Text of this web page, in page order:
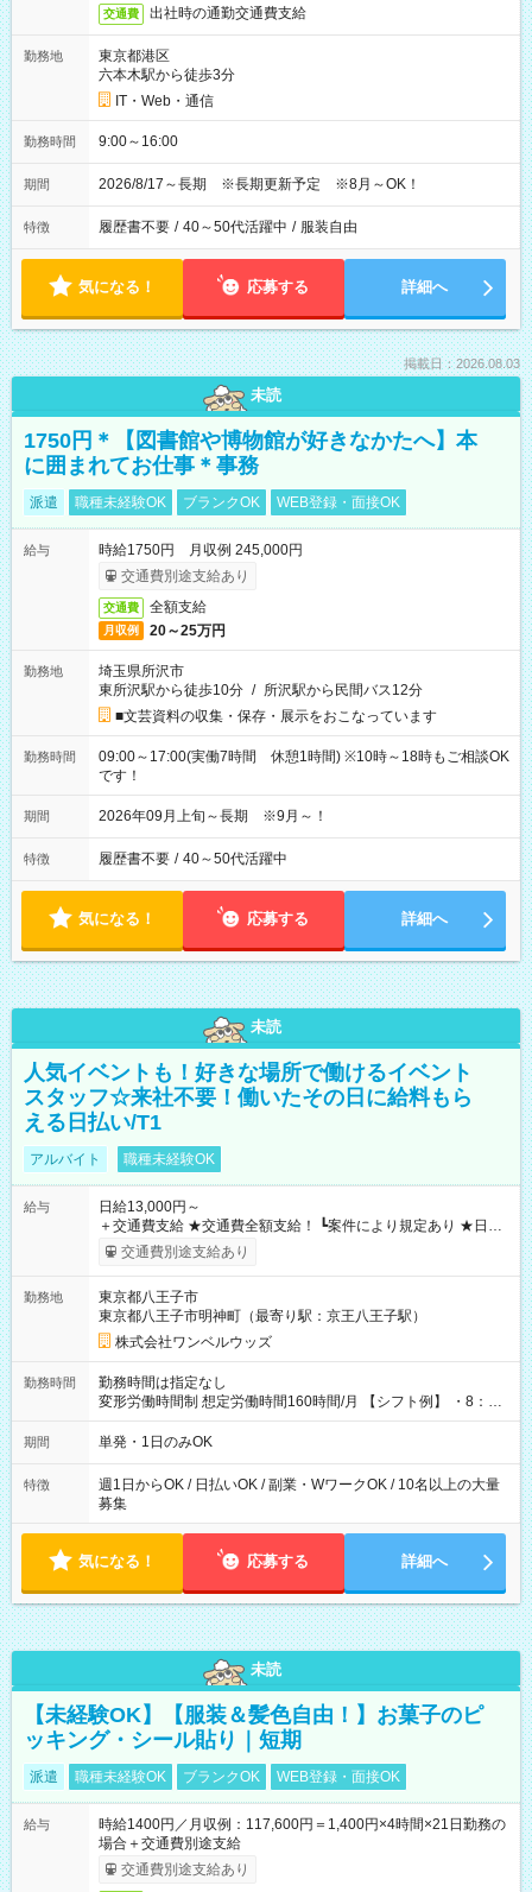
交通費 出社時の通勤交通費支給
勤務地
東京都港区
六本木駅から徒歩3分
IT・Web・通信
勤務時間 9:00～16:00
期間 2026/8/17～長期 ※長期更新予定 ※8月～OK！
特徴 履歴書不要 / 40～50代活躍中 / 服装自由
気になる！ 応募する 詳細へ
掲載日：2026.08.03
未読
1750円＊【図書館や博物館が好きなかたへ】本
に囲まれてお仕事＊事務
派遣 職種未経験OK ブランクOK WEB登録・面接OK
給与
時給1750円 月収例 245,000円
交通費別途支給あり
交通費 全額支給
月収例 20～25万円
勤務地
埼玉県所沢市
東所沢駅から徒歩10分 / 所沢駅から民間バス12分
■文芸資料の収集・保存・展示をおこなっています
勤務時間
09:00～17:00(実働7時間 休憩1時間) ※10時～18時もご相談OK
です！
期間 2026年09月上旬～長期 ※9月～！
特徴 履歴書不要 / 40～50代活躍中
気になる！ 応募する 詳細へ
未読
人気イベントも！好きな場所で働けるイベント
スタッフ☆来社不要！働いたその日に給料もら
える日払い/T1
アルバイト 職種未経験OK
給与
日給13,000円～
＋交通費支給 ★交通費全額支給！ ┗案件により規定あり ★日払
いOK！（規定あり） ┗働いたその日に現金GET♪ お仕事後はコ
ンビニATMから 日払い分を引き落とせます！ 【試用期間】試
交通費別途支給あり
勤務地
東京都八王子市
東京都八王子市明神町（最寄り駅：京王八王子駅）
株式会社ワンベルウッズ
勤務時間
勤務時間は指定なし
変形労働時間制 想定労働時間160時間/月 【シフト例】 ・8：00
～21：00
期間 単発・1日のみOK
特徴
週1日からOK / 日払いOK / 副業・WワークOK / 10名以上の大量
募集
気になる！ 応募する 詳細へ
未読
【未経験OK】【服装＆髪色自由！】お菓子のピ
ッキング・シール貼り｜短期
派遣 職種未経験OK ブランクOK WEB登録・面接OK
給与
時給1400円／月収例：117,600円＝1,400円×4時間×21日勤務の
場合＋交通費別途支給
交通費別途支給あり